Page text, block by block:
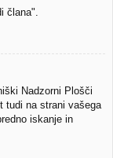
člana".
Nadzorni Plošči
tudi na strani vašega
iskanje in